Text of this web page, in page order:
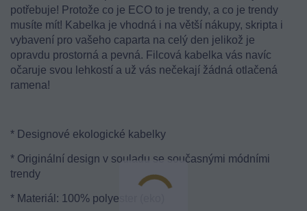
potřebuje! Protože co je ECO to je trendy, a co je trendy
musíte mít! Kabelka je vhodná i na větší nákupy, skripta i
vybavení pro vašeho caparta na celý den jelikož je
opravdu prostorná a pevná. Filcová kabelka vás navíc
očaruje svou lehkostí a už vás nečekají žádná otlačená
ramena!
* Designové ekologické kabelky
* Originální design v souladu se současnými módními
trendy
* Materiál: 100% polyester (eko)